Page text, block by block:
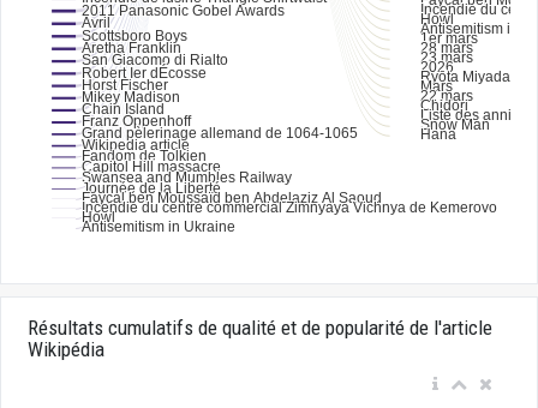
Résultats cumulatifs de qualité et de popularité de l'article
Wikipédia